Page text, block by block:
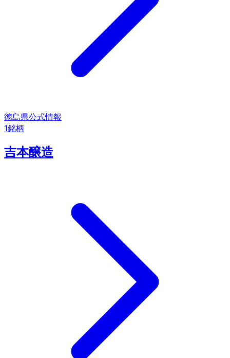
徳島県公式情報
1銘柄
吉本醸造